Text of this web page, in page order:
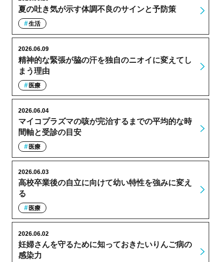
夏の吐き気が示す体調不良のサインと予防策
生活
精神的な緊張が脇の汗を独自のニオイに変えてし
まう理由
2026.06.09
医療
マイコプラズマの咳が完治するまでの平均的な時
間軸と受診の目安
2026.06.04
医療
高校卒業後の自立に向けて幼い特性を強みに変え
る
2026.06.03
医療
妊婦さんを守るために知っておきたいりんご病の
感染力
2026.06.02